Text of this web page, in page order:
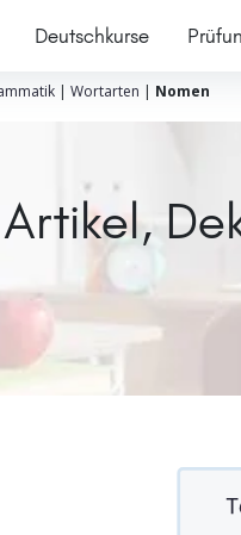
Deutschkurse
| Wortarten | Nomen